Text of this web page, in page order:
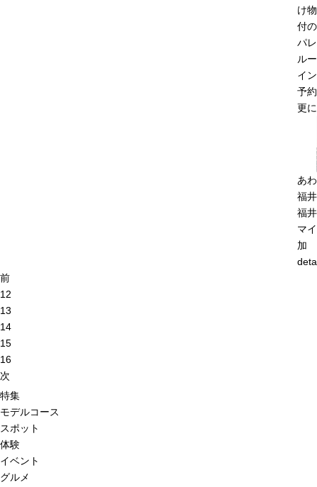
け
付
パ
ル
イ
予
更
あ
福
福
マ
加
前
12
13
14
15
16
次
特集
モデルコース
スポット
体験
イベント
グルメ